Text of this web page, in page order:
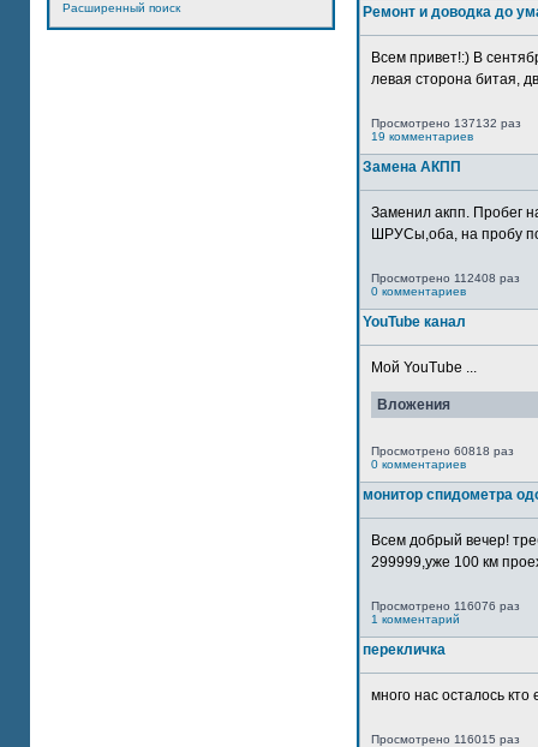
Расширенный поиск Ремонт и доводка до
Всем привет!:) В
левая сторона битая,
Просмотрено 137132 раз
19 комментариев
Замена АКПП
Заменил акпп. Пробег
ШРУСы,оба, на пробу
Просмотрено 112408 раз
0 комментариев
YouTube канал
Мой YouTube ...
Вложения
Просмотрено 60818 раз
0 комментариев
монитор спидометра
Всем добрый вечер!
299999,уже 100 км
Просмотрено 116076 раз
1 комментарий
перекличка
много нас осталось
Просмотрено 116015 раз